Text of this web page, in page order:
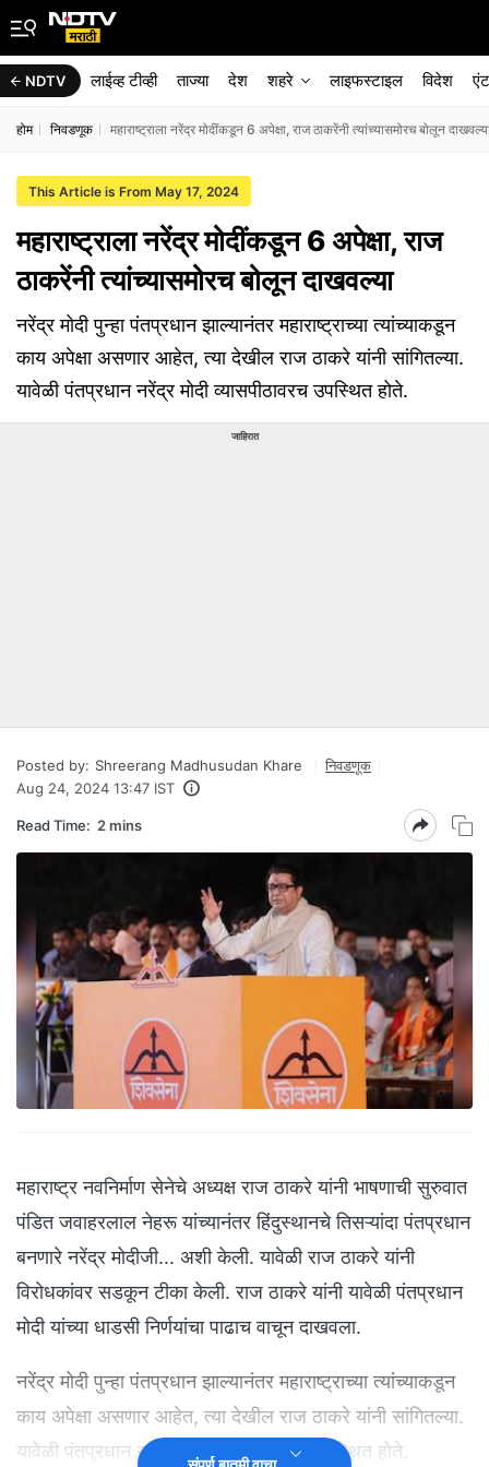
NDTV लाईव्ह टीव्ही ताज्या देश शहरे लाइफस्टाइल विदेश
होम निवडणूक महाराष्ट्राला नरेंद्र मोदींकडून 6 अपेक्षा, राज ठाकरेंनी त्यांच्यासमोरच बोलून
This Article is From May 17, 2024
महाराष्ट्राला नरेंद्र मोदींकडून 6 अपेक्षा, राज
ठाकरेंनी त्यांच्यासमोरच बोलून दाखवल्या
नरेंद्र मोदी पुन्हा पंतप्रधान झाल्यानंतर महाराष्ट्राच्या त्यांच्याकडून
काय अपेक्षा असणार आहेत, त्या देखील राज ठाकरे यांनी सांगितल्या.
यावेळी पंतप्रधान नरेंद्र मोदी व्यासपीठावरच उपस्थित होते.
जाहिरात
Posted by: Shreerang Madhusudan Khare
निवडणूक
Aug 24, 2024 13:47 IST
Read Time: 2 mins
महाराष्ट्र नवनिर्माण सेनेचे अध्यक्ष राज ठाकरे यांनी भाषणाची सुरुवात
पंडित जवाहरलाल नेहरू यांच्यानंतर हिंदुस्थानचे तिसऱ्यांदा पंतप्रधान
बनणारे नरेंद्र मोदीजी... अशी केली. यावेळी राज ठाकरे यांनी
विरोधकांवर सडकून टीका केली. राज ठाकरे यांनी यावेळी पंतप्रधान
मोदी यांच्या धाडसी निर्णयांचा पाढाच वाचून दाखवला.
नरेंद्र मोदी पुन्हा पंतप्रधान झाल्यानंतर महाराष्ट्राच्या त्यांच्याकडून
काय अपेक्षा असणार आहेत, त्या देखील राज ठाकरे यांनी सांगितल्या.
यावेळी पंतप्रधान नरेंद्र मोदी व्यासपीठावरच उपस्थित होते.